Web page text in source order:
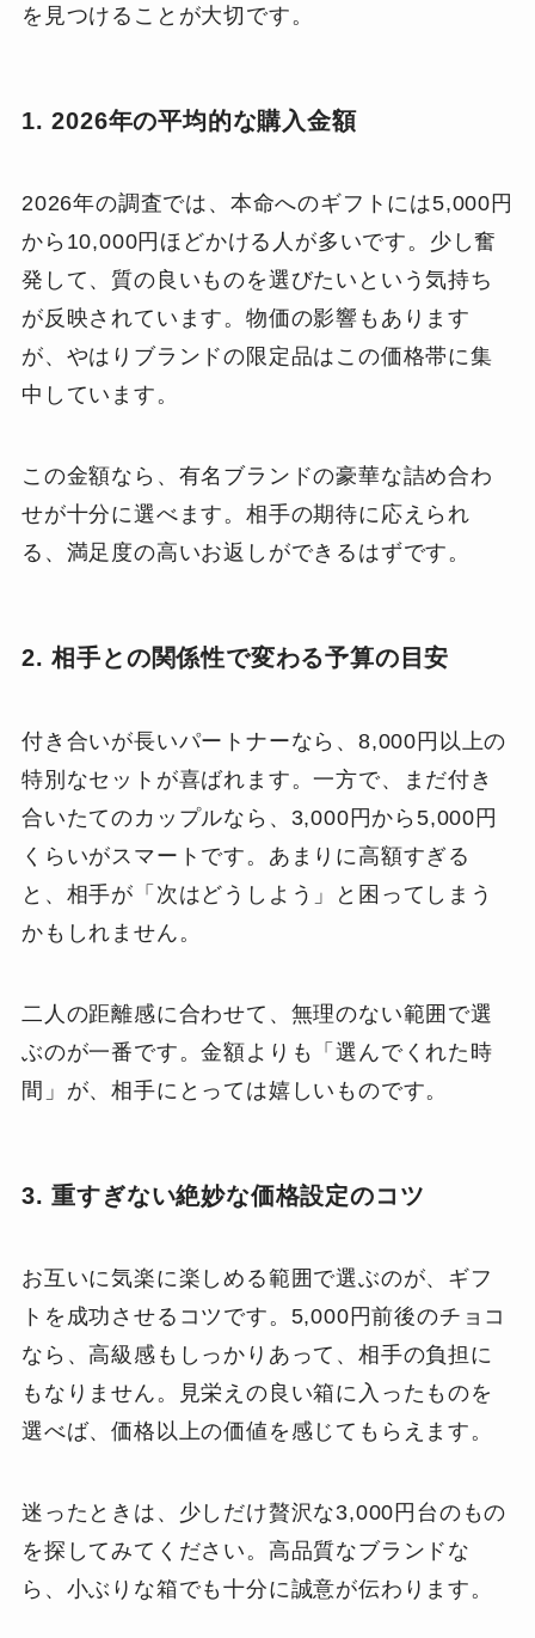
を見つけることが大切です。
1. 2026年の平均的な購入金額
2026年の調査では、本命へのギフトには5,000円
から10,000円ほどかける人が多いです。少し奮
発して、質の良いものを選びたいという気持ち
が反映されています。物価の影響もあります
が、やはりブランドの限定品はこの価格帯に集
中しています。
この金額なら、有名ブランドの豪華な詰め合わ
せが十分に選べます。相手の期待に応えられ
る、満足度の高いお返しができるはずです。
2. 相手との関係性で変わる予算の目安
付き合いが長いパートナーなら、8,000円以上の
特別なセットが喜ばれます。一方で、まだ付き
合いたてのカップルなら、3,000円から5,000円
くらいがスマートです。あまりに高額すぎる
と、相手が「次はどうしよう」と困ってしまう
かもしれません。
二人の距離感に合わせて、無理のない範囲で選
ぶのが一番です。金額よりも「選んでくれた時
間」が、相手にとっては嬉しいものです。
3. 重すぎない絶妙な価格設定のコツ
お互いに気楽に楽しめる範囲で選ぶのが、ギフ
トを成功させるコツです。5,000円前後のチョコ
なら、高級感もしっかりあって、相手の負担に
もなりません。見栄えの良い箱に入ったものを
選べば、価格以上の価値を感じてもらえます。
迷ったときは、少しだけ贅沢な3,000円台のもの
を探してみてください。高品質なブランドな
ら、小ぶりな箱でも十分に誠意が伝わります。